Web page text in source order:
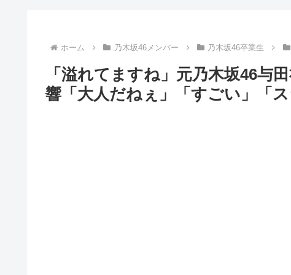
ホーム 乃木坂46メンバー 乃木坂46卒業生
「溢れてますね」元乃木坂46与
響「大人だねぇ」「すごい」「ス